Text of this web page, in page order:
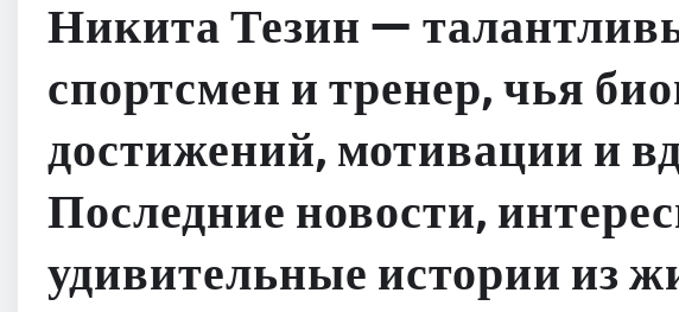
Никита Тезин —
спортсмен и тренер, чья
достижений, мотивации и
Последние новости,
удивительные истории из